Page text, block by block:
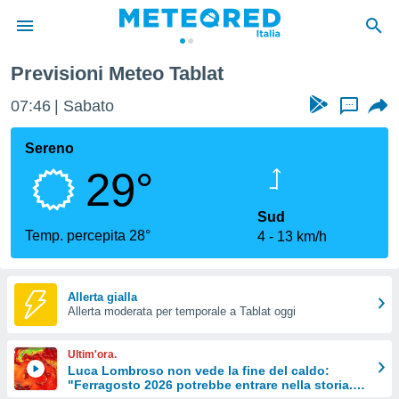
di
per
le
di
Web
le
Previsioni Meteo Tablat
07:46 Sabato ...
Sereno
29°
Temp. percepita 28°
Sud
4
13 km/h
Allerta gialla
Allerta moderata per temporale a Tablat oggi
Ultim'ora.
Luca Lombroso non vede la fine del caldo:
"Ferragosto 2026 potrebbe entrare nella storia.